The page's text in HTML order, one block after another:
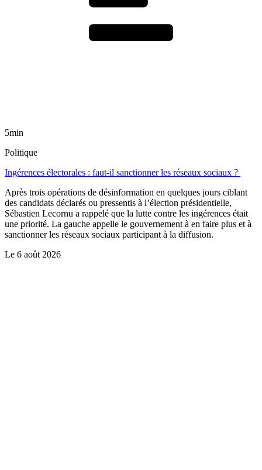
5min
Politique
Ingérences électorales : faut-il sanctionner les réseaux sociaux ?
Après trois opérations de désinformation en quelques jours ciblant
des candidats déclarés ou pressentis à l’élection présidentielle,
Sébastien Lecornu a rappelé que la lutte contre les ingérences était
une priorité. La gauche appelle le gouvernement à en faire plus et à
sanctionner les réseaux sociaux participant à la diffusion.
Le 6 août 2026